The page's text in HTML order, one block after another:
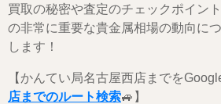
買取の秘密や査定のチェックポイン
の非常に重要な貴金属相場の動向に
します！
【かんてい局名古屋西店までを
店までのルート検索🚙】